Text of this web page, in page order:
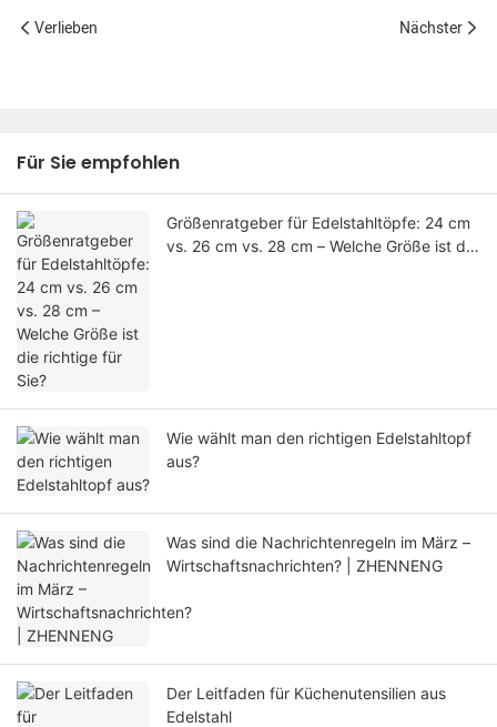
Verlieben Nächster
Für Sie empfohlen
Größenratgeber für Edelstahltöpfe: 24 cm
vs. 26 cm vs. 28 cm – Welche Größe ist die
Wie wählt man den richtigen Edelstahltopf
aus?
Was sind die Nachrichtenregeln im März –
Wirtschaftsnachrichten? | ZHENNENG
Der Leitfaden für Küchenutensilien aus
Edelstahl